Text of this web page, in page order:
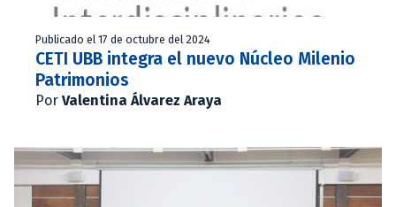
Publicado el 17 de octubre del 2024
CETI UBB integra el nuevo Núcleo Milenio
Patrimonios
Por Valentina Álvarez Araya